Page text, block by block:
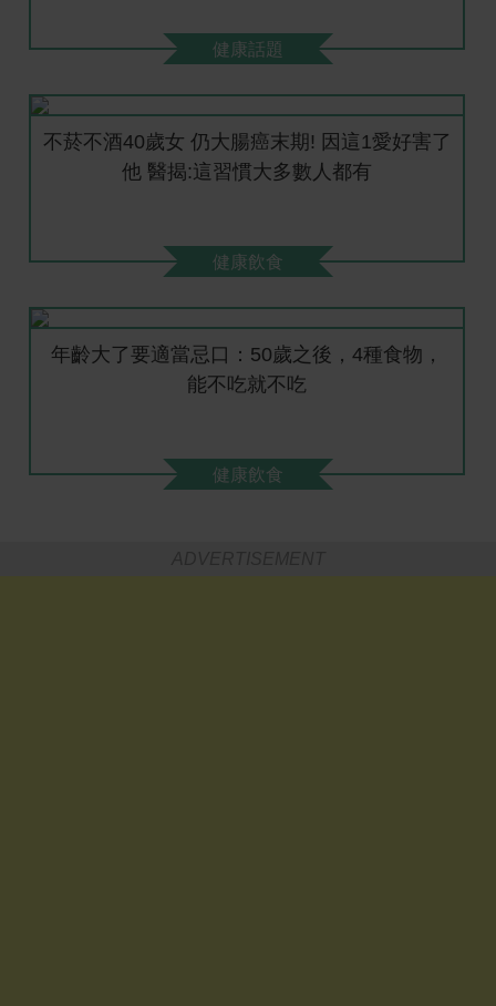
健康話題
不菸不酒40歲女 仍大腸癌末期! 因這1愛好害了
他 醫揭:這習慣大多數人都有
健康飲食
年齡大了要適當忌口：50歲之後，4種食物，
能不吃就不吃
健康飲食